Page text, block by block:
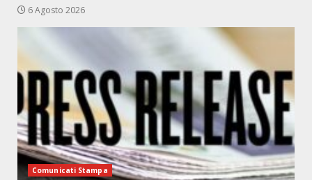
6 Agosto 2026
Comunicati Stampa